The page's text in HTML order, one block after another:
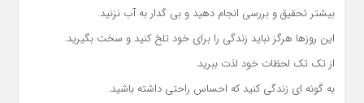
بیشتر تحقیق و بررسی انجام دهید و بی گدار به آب نزنید.
این روزها هرگز نباید زندگی را برای خود تلخ کنید و سخت بگیرید.
از تک تک لحظات خود لذت ببرید.
به گونه ای زندگی کنید که احساس راحتی داشته باشید.